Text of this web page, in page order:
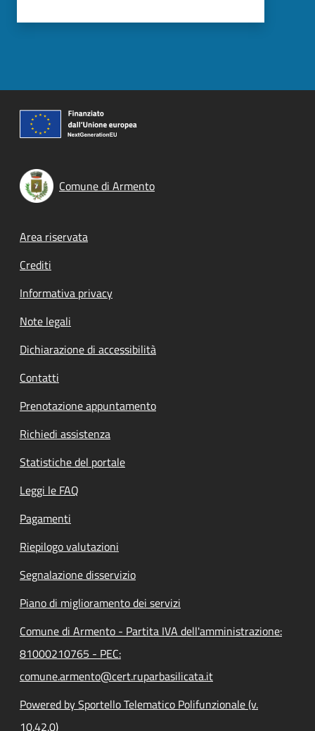
Comune di Armento
Footer menu
Area riservata
Crediti
Informativa privacy
Note legali
Dichiarazione di accessibilità
Contatti
Prenotazione appuntamento
Richiedi assistenza
Statistiche del portale
Leggi le FAQ
Pagamenti
Riepilogo valutazioni
Segnalazione disservizio
Piano di miglioramento dei servizi
Comune di Armento - Partita IVA dell'amministrazione:
81000210765 - PEC:
comune.armento@cert.ruparbasilicata.it
Powered by Sportello Telematico Polifunzionale (v.
10.42.0)